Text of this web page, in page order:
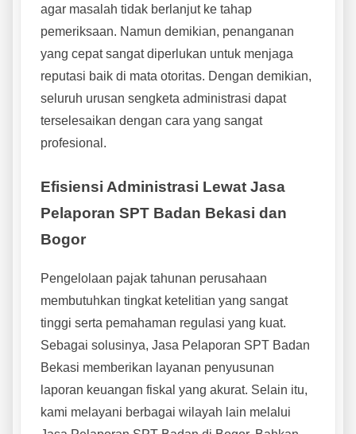
agar masalah tidak berlanjut ke tahap
pemeriksaan. Namun demikian, penanganan
yang cepat sangat diperlukan untuk menjaga
reputasi baik di mata otoritas. Dengan demikian,
seluruh urusan sengketa administrasi dapat
terselesaikan dengan cara yang sangat
profesional.
Efisiensi Administrasi Lewat Jasa
Pelaporan SPT Badan Bekasi dan
Bogor
Pengelolaan pajak tahunan perusahaan
membutuhkan tingkat ketelitian yang sangat
tinggi serta pemahaman regulasi yang kuat.
Sebagai solusinya, Jasa Pelaporan SPT Badan
Bekasi memberikan layanan penyusunan
laporan keuangan fiskal yang akurat. Selain itu,
kami melayani berbagai wilayah lain melalui